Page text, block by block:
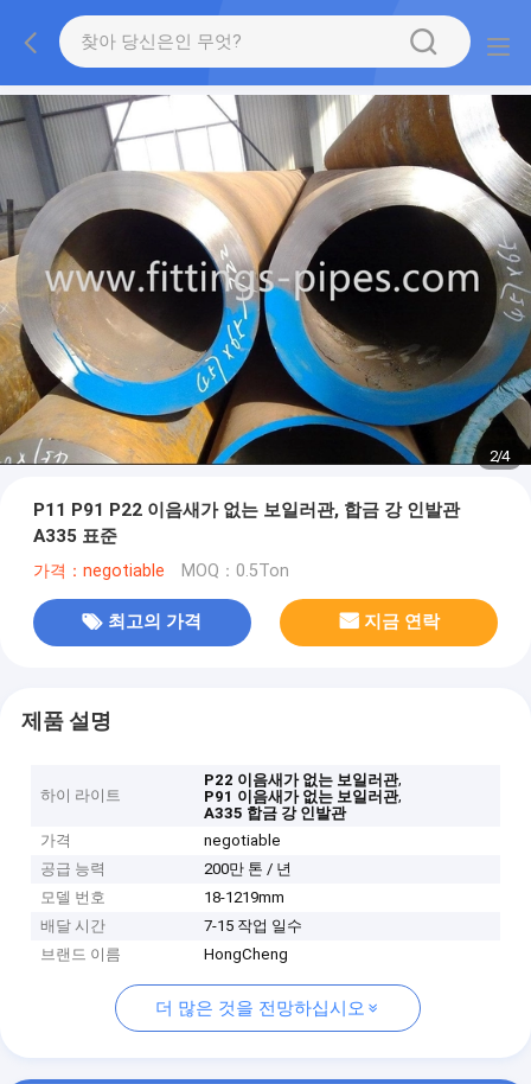
2/4
P11 P91 P22 이음새가 없는 보일러관, 합금 강 인발관
A335 표준
가격：negotiable MOQ：0.5Ton
최고의 가격 지금 연락
제품 설명
하이 라이트
P22 이음새가 없는 보일러관,
P91 이음새가 없는 보일러관,
A335 합금 강 인발관
가격
negotiable
공급 능력
200만 톤 / 년
모델 번호
18-1219mm
배달 시간
7-15 작업 일수
브랜드 이름
HongCheng
더 많은 것을 전망하십시오